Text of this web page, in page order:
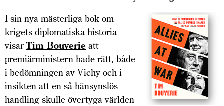
I sin nya mästerliga bok om
krigets diplomatiska historia
visarTim Bouverie att
premiärministern hade rätt, både
i bedömningen av Vichy och i
insikten att en så hänsynslös
handling skulle övertyga världen